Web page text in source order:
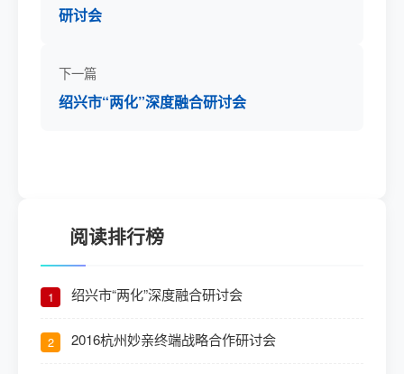
研讨会
下一篇
绍兴市“两化”深度融合研讨会
阅读排行榜
1 绍兴市“两化”深度融合研讨会
2 2016杭州妙亲终端战略合作研讨会